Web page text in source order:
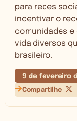
para redes
incentivar o
comunidades
vida diversos
brasileiro.
9 de fevereiro
Compartilhe